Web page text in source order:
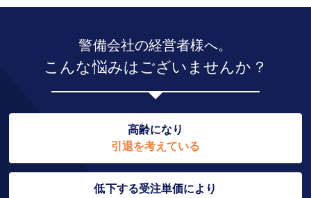
警備会社の経営者様へ。
こんな悩みはございませんか？
高齢になり
引退を考えている
低下する受注単価により